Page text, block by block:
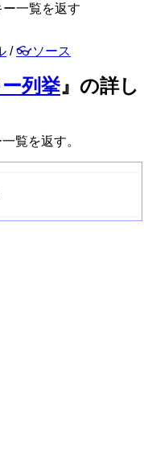
一覧を返す
/👓ソース
列挙』の詳し
覧を返す。